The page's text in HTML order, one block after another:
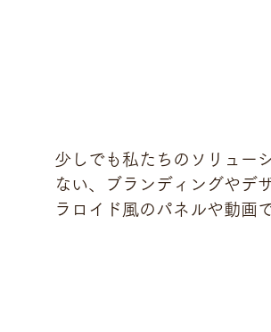
少しでも私たちのソリュー
ない、ブランディングやデ
ラロイド風のパネルや動画